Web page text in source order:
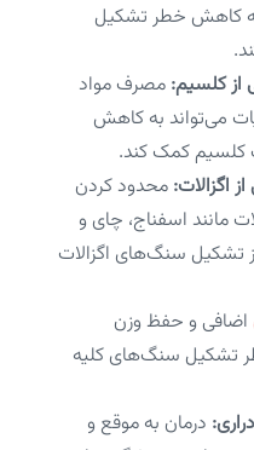
به کاهش خطر تشکیل
از کلسیم: مصرف مواد
می‌تواند به کاهش
کلسیم کمک کند.
اگزالات: محدود کردن
مانند اسفناج، چای و
تشکیل سنگ‌های اگزالات
اضافی و حفظ وزن
تشکیل سنگ‌های کلیه
درمان به موقع و